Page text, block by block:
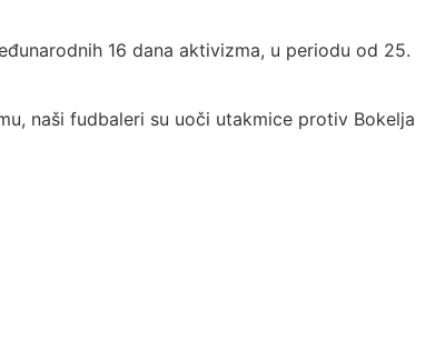
16 dana aktivizma, u periodu od 25.
naši fudbaleri su uoči utakmice protiv Bokelja